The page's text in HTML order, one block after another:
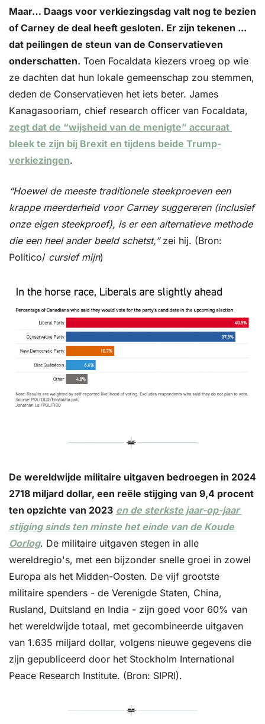
Maar… Daags voor verkiezingsdag valt nog te bezien
of Carney de deal heeft gesloten. Er zijn tekenen ...
dat peilingen de steun van de Conservatieven
onderschatten. Toen Focaldata kiezers vroeg op wie
ze dachten dat hun lokale gemeenschap zou stemmen,
deden de Conservatieven het iets beter. James
zegt dat de “wijsheid van de menigte” accuraat
bleek te zijn bij Brexit en tijdens beide Trump-
verkiezingen.
“Hoewel de meeste traditionele steekproeven een
krappe meerderheid voor Carney suggereren (inclusief
onze eigen steekproef), is er een alternatieve methode
die een heel ander beeld schetst,” zei hij. (Bron:
Politico/ cursief mijn)
De wereldwijde militaire uitgaven bedroegen in 2024
2718 miljard dollar, een reële stijging van 9,4 procent
ten opzichte van 2023 en de sterkste jaar-op-jaar
stijging sinds ten minste het einde van de Koude
Oorlog. De militaire uitgaven stegen in alle
wereldregio's, met een bijzonder snelle groei in zowel
Europa als het Midden-Oosten. De vijf grootste
militaire spenders - de Verenigde Staten, China,
Rusland, Duitsland en India - zijn goed voor 60% van
het wereldwijde totaal, met gecombineerde uitgaven
van 1.635 miljard dollar, volgens nieuwe gegevens die
zijn gepubliceerd door het Stockholm International
Peace Research Institute. (Bron: SIPRI).